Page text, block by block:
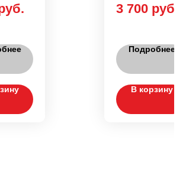
3 700 руб.
Подробнее
В корзину